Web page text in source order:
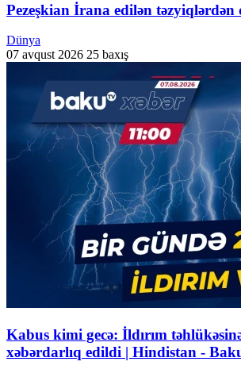
Pezeşkian İrana edilən təzyiqlərdən
Dünya
07 avqust 2026 25 baxış
Kabus kimi gecə: İldırım
xəbərdarlıq edildi | Hindistan -